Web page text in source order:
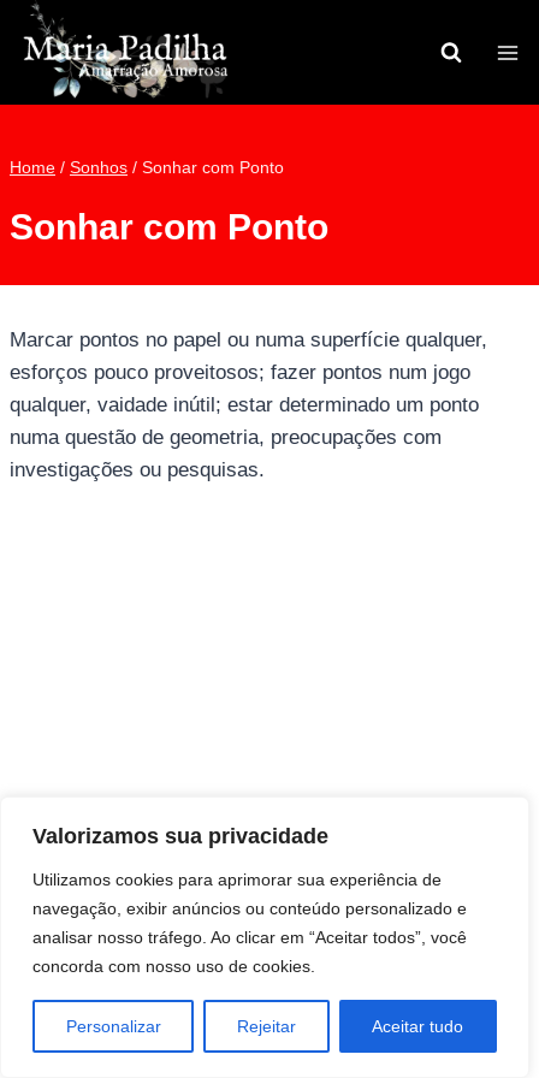
Valorizamos sua privacidade
Utilizamos cookies para aprimorar sua experiência de
navegação, exibir anúncios ou conteúdo personalizado e
analisar nosso tráfego. Ao clicar em “Aceitar todos”, você
concorda com nosso uso de cookies.
Personalizar Rejeitar Aceitar tudo
Pular
para
Conteúdo
Home / Sonhos / Sonhar com Ponto
Sonhar com Ponto
Marcar pontos no papel ou numa superfície qualquer,
esforços pouco proveitosos; fazer pontos num jogo
qualquer, vaidade inútil; estar determinado um ponto
numa questão de geometria, preocupações com
investigações ou pesquisas.
Consultas e trabalhos espirituais
Brasil - Santa Catarina - São José